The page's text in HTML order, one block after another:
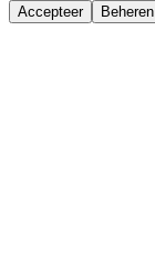
Accepteer Beheren